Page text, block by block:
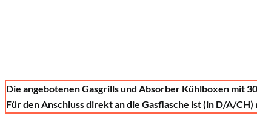
Die angebotenen Gasgrills und Absorber Kühlboxen mit
Für den Anschluss direkt an die Gasflasche ist (in D/A/